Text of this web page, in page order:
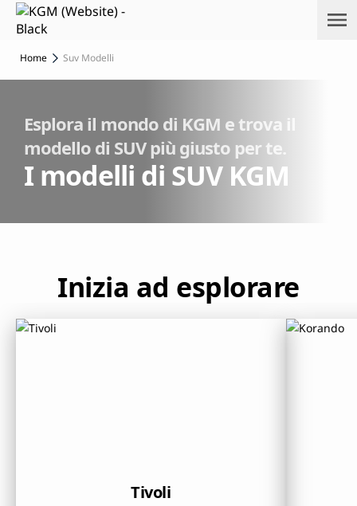
Sk
ip
to
co
nt
en
Home Suv Modelli
Esplora il mondo di KGM e trova il
modello di SUV più giusto per te.
I modelli di SUV KGM
Inizia ad esplorare
Tivoli